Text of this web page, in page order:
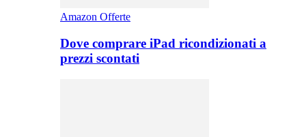
Amazon Offerte
Dove comprare iPad ricondizionati a
prezzi scontati